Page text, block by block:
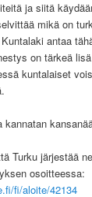
ja siitä
mikä on
antaa
on tärkeä
kuntalaiset
Turku järjestää
osoitteessa:
fi/aloite/42134